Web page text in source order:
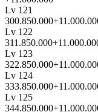
Lv 121
300.850.000
Lv 122
311.850.000
Lv 123
322.850.000
Lv 124
333.850.000
Lv 125
344.850.000